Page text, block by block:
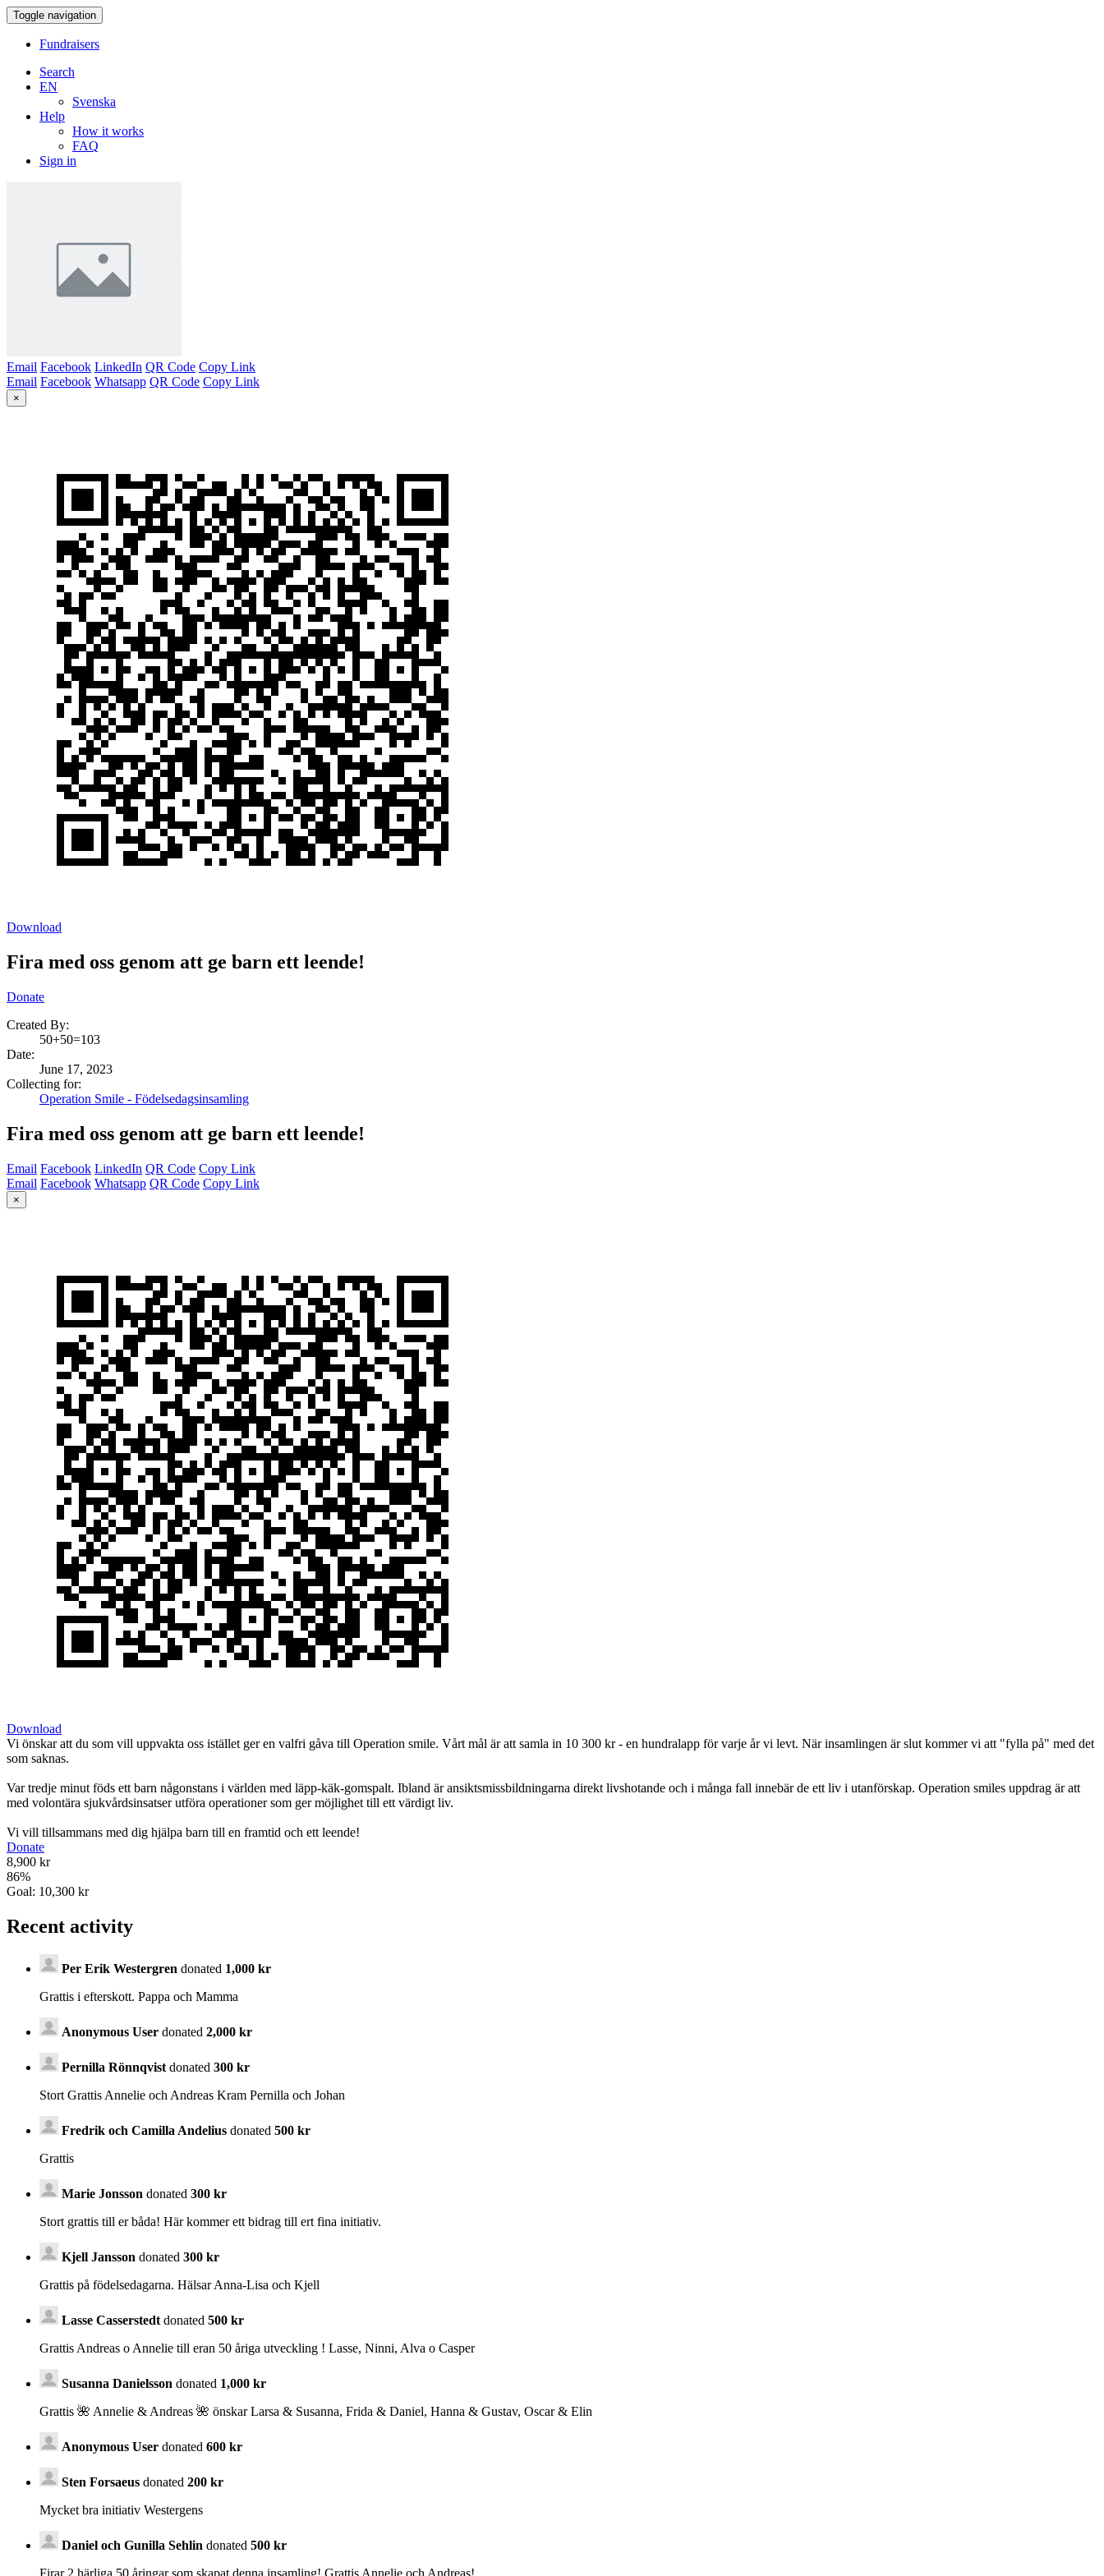
Toggle navigation
Fundraisers
Search
EN
Svenska
Help
How it works
FAQ
Sign in
Email Facebook LinkedIn QR Code Copy Link
Email Facebook Whatsapp QR Code Copy Link
×
Download
Fira med oss genom att ge barn ett leende!
Donate
Created By:
50+50=103
Date:
June 17, 2023
Collecting for:
Operation Smile - Födelsedagsinsamling
Fira med oss genom att ge barn ett leende!
Email Facebook LinkedIn QR Code Copy Link
Email Facebook Whatsapp QR Code Copy Link
×
Download
Vi önskar att du som vill uppvakta oss istället ger en valfri gåva till Operation smile. Vårt mål är att samla in 10 300 kr - en hundralapp för varje år vi levt. När insamlingen är slut kommer vi att "fylla på" med det
som saknas.
Var tredje minut föds ett barn någonstans i världen med läpp-käk-gomspalt. Ibland är ansiktsmissbildningarna direkt livshotande och i många fall innebär de ett liv i utanförskap. Operation smiles uppdrag är att
med volontära sjukvårdsinsatser utföra operationer som ger möjlighet till ett värdigt liv.
Vi vill tillsammans med dig hjälpa barn till en framtid och ett leende!
Donate
8,900 kr
86%
Goal: 10,300 kr
Recent activity
Per Erik Westergren donated 1,000 kr
Grattis i efterskott. Pappa och Mamma
Anonymous User donated 2,000 kr
Pernilla Rönnqvist donated 300 kr
Stort Grattis Annelie och Andreas Kram Pernilla och Johan
Fredrik och Camilla Andelius donated 500 kr
Grattis
Marie Jonsson donated 300 kr
Stort grattis till er båda! Här kommer ett bidrag till ert fina initiativ.
Kjell Jansson donated 300 kr
Grattis på födelsedagarna. Hälsar Anna-Lisa och Kjell
Lasse Casserstedt donated 500 kr
Grattis Andreas o Annelie till eran 50 åriga utveckling ! Lasse, Ninni, Alva o Casper
Susanna Danielsson donated 1,000 kr
Grattis 🌺 Annelie & Andreas 🌺 önskar Larsa & Susanna, Frida & Daniel, Hanna & Gustav, Oscar & Elin
Anonymous User donated 600 kr
Sten Forsaeus donated 200 kr
Mycket bra initiativ Westergens
Daniel och Gunilla Sehlin donated 500 kr
Firar 2 härliga 50 åringar som skapat denna insamling! Grattis Annelie och Andreas!